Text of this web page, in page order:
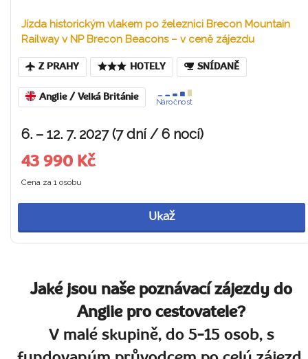
Jízda historickým vlakem po železnici Brecon Mountain
Railway v NP Brecon Beacons – v ceně zájezdu
Z PRAHY HOTELY SNÍDANĚ
Anglie / Velká Británie
Náročnost
6. – 12. 7. 2027 (7 dní / 6 nocí)
43 990 Kč
Cena za 1 osobu
Ukaž
Jaké jsou naše poznávací zájezdy do
Anglie pro cestovatele?
V malé skupině, do 5-15 osob, s